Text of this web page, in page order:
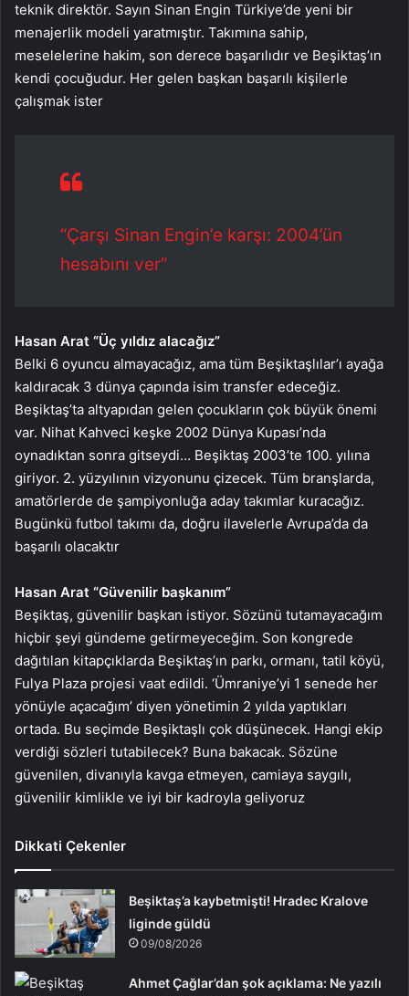
teknik direktör. Sayın Sinan Engin Türkiye’de yeni bir
menajerlik modeli yaratmıştır. Takımına sahip,
meselelerine hakim, son derece başarılıdır ve Beşiktaş’ın
kendi çocuğudur. Her gelen başkan başarılı kişilerle
çalışmak ister
“Çarşı Sinan Engin’e karşı: 2004’ün
hesabını ver”
Hasan Arat “Üç yıldız alacağız”
Belki 6 oyuncu almayacağız, ama tüm Beşiktaşlılar’ı ayağa
kaldıracak 3 dünya çapında isim transfer edeceğiz.
Beşiktaş’ta altyapıdan gelen çocukların çok büyük önemi
var. Nihat Kahveci keşke 2002 Dünya Kupası’nda
oynadıktan sonra gitseydi… Beşiktaş 2003’te 100. yılına
giriyor. 2. yüzyılının vizyonunu çizecek. Tüm branşlarda,
amatörlerde de şampiyonluğa aday takımlar kuracağız.
Bugünkü futbol takımı da, doğru ilavelerle Avrupa’da da
başarılı olacaktır
Hasan Arat “Güvenilir başkanım”
Beşiktaş, güvenilir başkan istiyor. Sözünü tutamayacağım
hiçbir şeyi gündeme getirmeyeceğim. Son kongrede
dağıtılan kitapçıklarda Beşiktaş’ın parkı, ormanı, tatil köyü,
Fulya Plaza projesi vaat edildi. ‘Ümraniye’yi 1 senede her
yönüyle açacağım’ diyen yönetimin 2 yılda yaptıkları
ortada. Bu seçimde Beşiktaşlı çok düşünecek. Hangi ekip
verdiği sözleri tutabilecek? Buna bakacak. Sözüne
güvenilen, divanıyla kavga etmeyen, camiaya saygılı,
güvenilir kimlikle ve iyi bir kadroyla geliyoruz
Dikkati Çekenler
Beşiktaş’a kaybetmişti! Hradec Kralove
liginde güldü
09/08/2026
Ahmet Çağlar’dan şok açıklama: Ne yazılı